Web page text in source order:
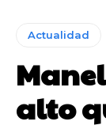
Actualidad
alto